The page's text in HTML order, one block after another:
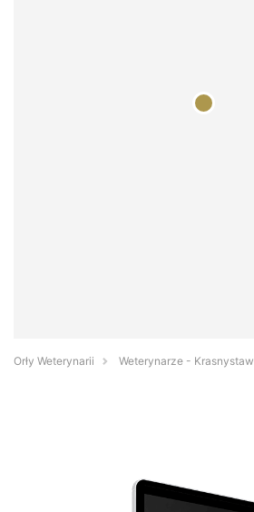
Orły Weterynarii Weterynarze - Krasnystaw